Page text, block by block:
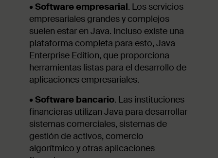
• Software empresarial. Los servicios
empresariales grandes y complejos
suelen estar en Java. Incluso existe una
plataforma completa para esto, Java
Enterprise Edition, que proporciona
herramientas listas para el desarrollo de
aplicaciones empresariales.
• Software bancario. Las instituciones
financieras utilizan Java para desarrollar
sistemas comerciales, sistemas de
gestión de activos, comercio
algorítmico y otras aplicaciones